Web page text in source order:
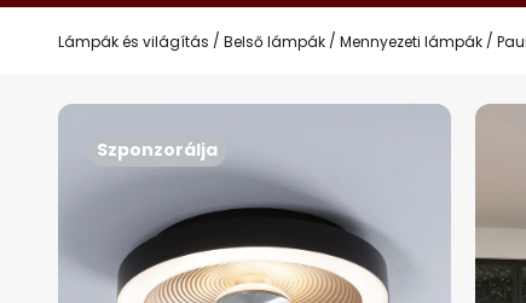
Lámpák és világítás Belső lámpák Mennyezeti lámpák
Szponzorálja
Ugrás
képgaléria